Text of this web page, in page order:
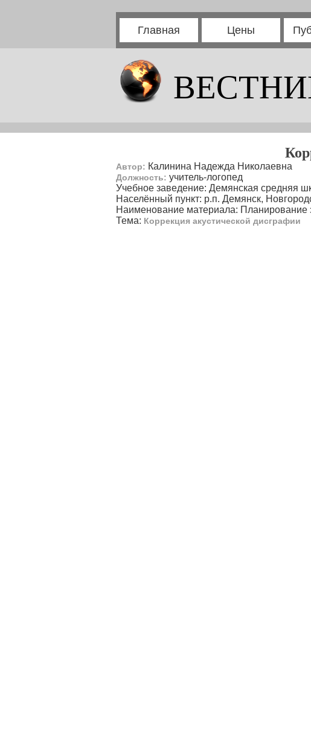
Главная Цены
Автор: Калинина Надежда Николаевна
Должность: учитель-логопед
Учебное заведение: Демянская средняя
Населённый пункт: р.п. Демянск,
Наименование материала: Планирование
Тема: Коррекция акустической дисграфии